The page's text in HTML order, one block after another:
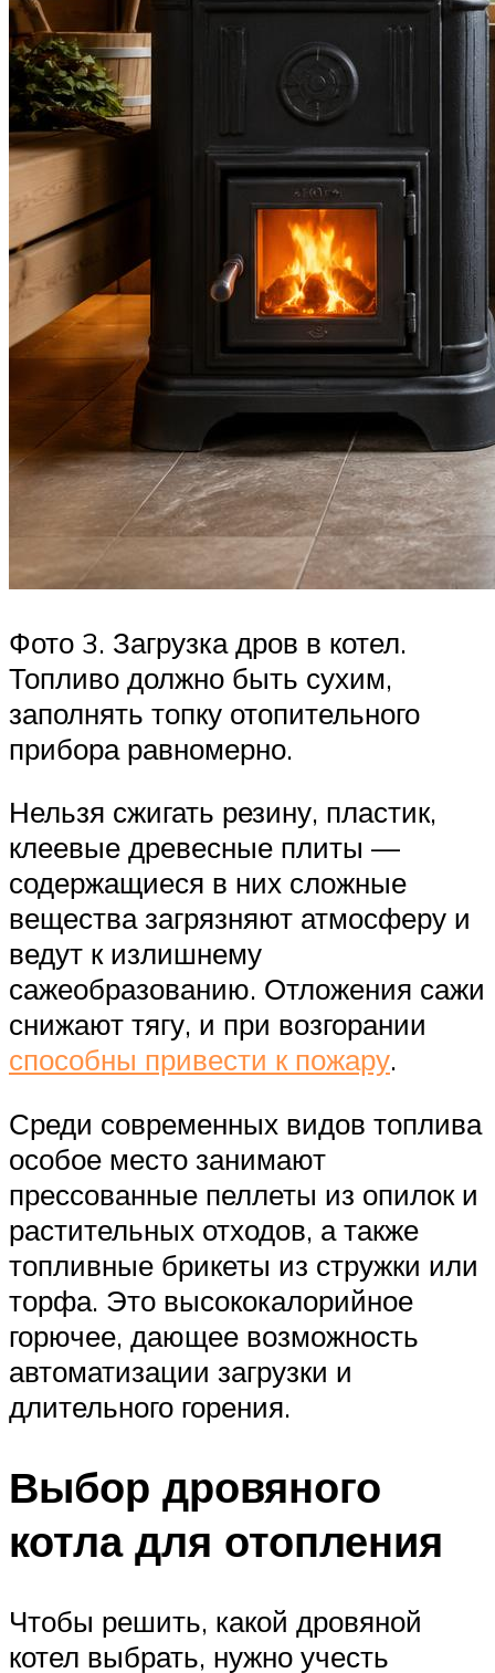
Фото 3. Загрузка дров в котел.
Топливо должно быть сухим,
заполнять топку отопительного
прибора равномерно.
Нельзя сжигать резину, пластик,
клеевые древесные плиты —
содержащиеся в них сложные
вещества загрязняют атмосферу и
ведут к излишнему
сажеобразованию. Отложения сажи
снижают тягу, и при возгорании
способны привести к пожару.
Среди современных видов топлива
особое место занимают
прессованные пеллеты из опилок и
растительных отходов, а также
топливные брикеты из стружки или
торфа. Это высококалорийное
горючее, дающее возможность
автоматизации загрузки и
длительного горения.
Выбор дровяного
котла для отопления
Чтобы решить, какой дровяной
котел выбрать, нужно учесть